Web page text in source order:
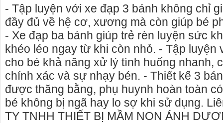
- Tập luyện với xe đạp 3 bánh không chỉ
đầy đủ về hệ cơ, xương mà còn giúp bé
- Xe đạp ba bánh giúp trẻ rèn luyện sức
khéo léo ngay từ khi còn nhỏ. - Tập luyện
cho bé khả năng xử lý tình huống nhanh,
chính xác và sự nhạy bén. - Thiết kế 3
được thăng bằng, phụ huynh hoàn toàn
bé không bị ngã hay lo sợ khi sử dụng.
TY TNHH THIẾT BỊ MẦM NON ÁNH